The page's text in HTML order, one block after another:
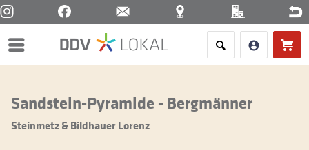
Menü
Sandstein-Pyramide - Bergmänner
Steinmetz & Bildhauer Lorenz